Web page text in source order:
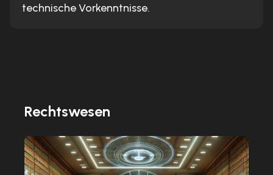
technische Vorkenntnisse.
Rechtswesen